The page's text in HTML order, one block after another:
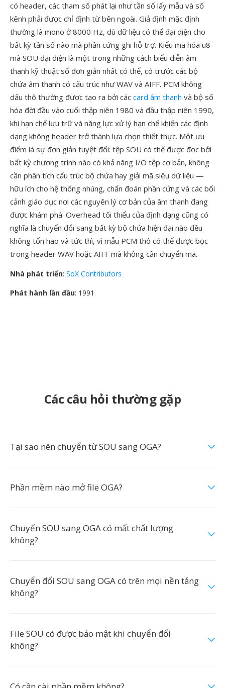
có header, các tham số phát lại như tần số lấy mẫu và số
kênh phải được chỉ định từ bên ngoài. Giả định mặc định
thường là mono ở 8000 Hz, dù dữ liệu có thể đại diện cho
bất kỳ tần số nào mà phần cứng ghi hỗ trợ. Kiểu mã hóa u8
mà SOU đại diện là một trong những cách biểu diễn âm
thanh kỹ thuật số đơn giản nhất có thể, có trước các bộ
chứa âm thanh có cấu trúc như WAV và AIFF. PCM không
dấu thô thường được tạo ra bởi các card âm thanh và bộ số
hóa đời đầu vào cuối thập niên 1980 và đầu thập niên 1990,
khi hạn chế lưu trữ và năng lực xử lý hạn chế khiến các định
dạng không header trở thành lựa chọn thiết thực. Một ưu
điểm là sự đơn giản tuyệt đối: tệp SOU có thể được đọc bởi
bất kỳ chương trình nào có khả năng I/O tệp cơ bản, không
cần phân tích cấu trúc bộ chứa hay giải mã siêu dữ liệu —
hữu ích cho hệ thống nhúng, chẩn đoán phần cứng và các bối
cảnh giáo dục nơi các nguyên lý cơ bản của âm thanh đang
được khám phá. Overhead tối thiểu của định dạng cũng có
nghĩa là chuyển đổi sang bất kỳ bộ chứa hiện đại nào đều
không tổn hao và tức thì, vì mẫu PCM thô có thể được bọc
trong header WAV hoặc AIFF mà không cần chuyển mã.
Nhà phát triển: SoX Contributors
Phát hành lần đầu: 1991
Các câu hỏi thường gặp
Tại sao nên chuyển từ SOU sang OGA?
Phần mềm nào mở file OGA?
Chuyển SOU sang OGA có mất chất lượng
không?
Chuyển đổi SOU sang OGA có trên mọi nền tảng
không?
File SOU có được bảo mật khi chuyển đổi
không?